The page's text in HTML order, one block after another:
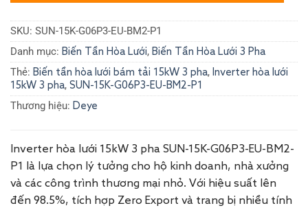
SKU: SUN-15K-G06P3-EU-BM2-P1
Danh mục: Biến Tần Hòa Lưới, Biến Tần Hòa Lưới 3 Pha
Thẻ: Biến tần hòa lưới bám tải 15kW 3 pha, Inverter hòa lưới
15kW 3 pha, SUN-15K-G06P3-EU-BM2-P1
Thương hiệu: Deye
Inverter hòa lưới 15kW 3 pha SUN-15K-G06P3-EU-BM2-
P1 là lựa chọn lý tưởng cho hộ kinh doanh, nhà xưởng
và các công trình thương mại nhỏ. Với hiệu suất lên
đến 98.5%, tích hợp Zero Export và trang bị nhiều tính